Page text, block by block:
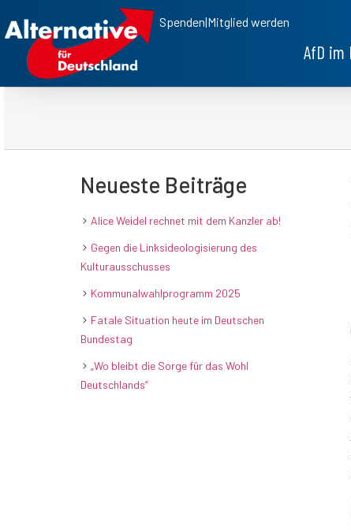
Spenden|Mitglied werden
AfD im
Neueste Beiträge
Alice Weidel rechnet mit dem Kanzler ab!
Gegen die Linksideologisierung des
Kulturausschusses
Kommunalwahlprogramm 2025
Fatale Situation heute im Deutschen
Bundestag
„Wo bleibt die Sorge für das Wohl
Deutschlands“